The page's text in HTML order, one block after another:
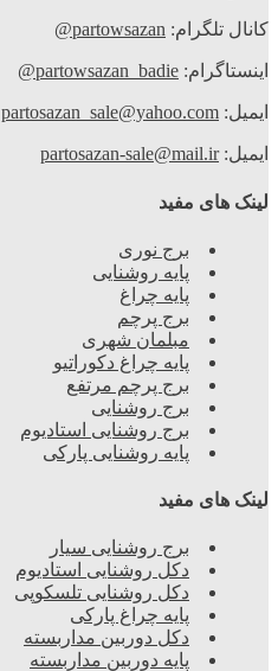
کانال تلگرام: partowsazan@
اینستاگرام: partowsazan_badie@
ایمیل: partosazan_sale@yahoo.com
ایمیل:partosazan-sale@mail.ir
لینک های مفید
برج نوری
پایه روشنایی
پایه چراغ
برج پرچم
مبلمان شهری
پایه چراغ دکوراتیو
برج پرچم مرتفع
برج روشنایی
برج روشنایی استادیوم
پایه روشنایی پارکی
لینک های مفید
برج روشنایی سیار
دکل روشنایی استادیوم
دکل روشنایی تلسکوپی
پایه چراغ پارکی
دکل دوربین مداربسته
پایه دوربین مداربسته